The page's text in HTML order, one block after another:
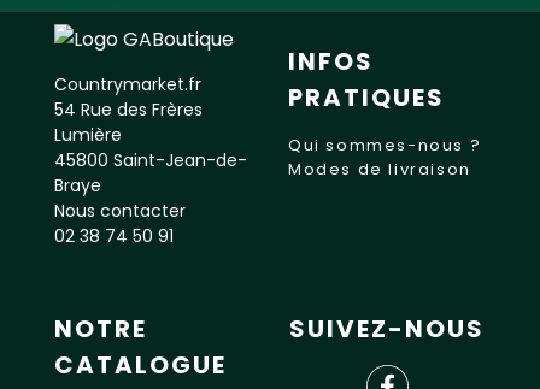
Countrymarket.fr
54 Rue des Frères
Lumière
45800 Saint-Jean-de-
Braye
Nous contacter
02 38 74 50 91
INFOS
PRATIQUES
Qui sommes-nous ?
Modes de livraison
NOTRE
CATALOGUE
SUIVEZ-NOUS